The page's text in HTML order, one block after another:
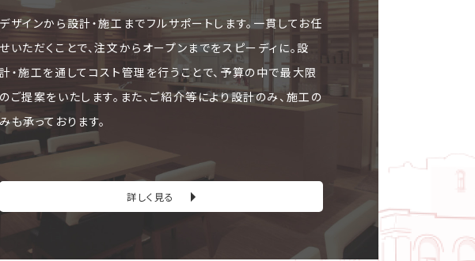
デザインから設計・施工までフルサポートします。一貫してお任
せいただくことで、注文からオープンまでをスピーディに。設
計・施工を通してコスト管理を行うことで、予算の中で最大限
のご提案をいたします。また、ご紹介等により設計のみ、施工の
みも承っております。
詳しく見る